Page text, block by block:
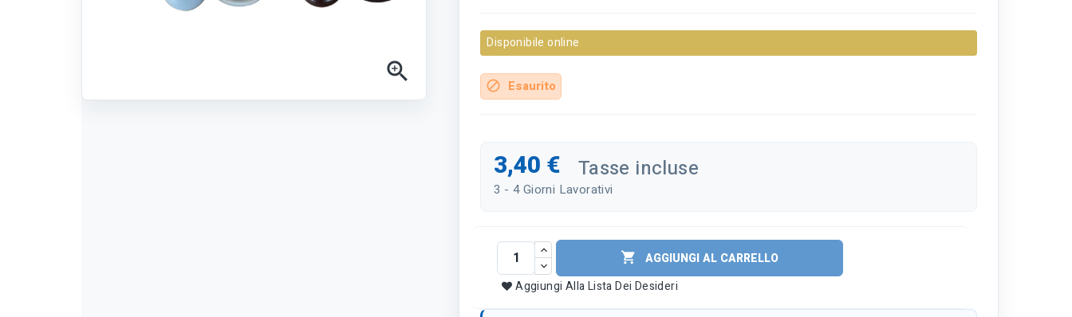

Disponibile online
block Esaurito
3,40 € Tasse incluse
3 - 4 Giorni Lavorativi

AGGIUNGI AL CARRELLO
Aggiungi Alla Lista Dei Desideri